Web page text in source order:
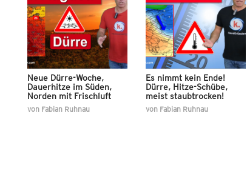
Neue Dürre-Woche,
Dauerhitze im Süden,
Norden mit Frischluft
von Fabian Ruhnau
Es nimmt kein Ende!
Dürre, Hitze-Schübe,
meist staubtrocken!
von Fabian Ruhnau